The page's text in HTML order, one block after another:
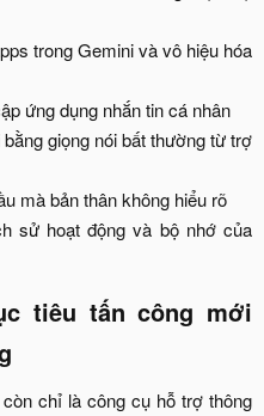
trong Gemini và vô hiệu hóa
ứng dụng nhắn tin cá nhân​
giọng nói bất thường từ trợ
mà bản thân không hiểu rõ​
sử hoạt động và bộ nhớ của
tiêu tấn công mới
chỉ là công cụ hỗ trợ thông